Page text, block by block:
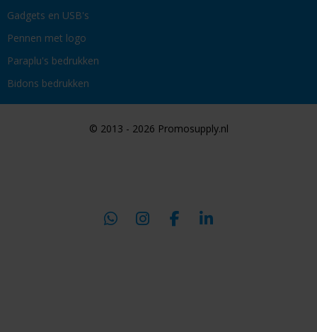
Gadgets en USB's
Pennen met logo
Paraplu's bedrukken
Bidons bedrukken
© 2013 - 2026 Promosupply.nl